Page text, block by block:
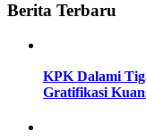
Berita Terbaru
KPK Dalami
Gratifikasi